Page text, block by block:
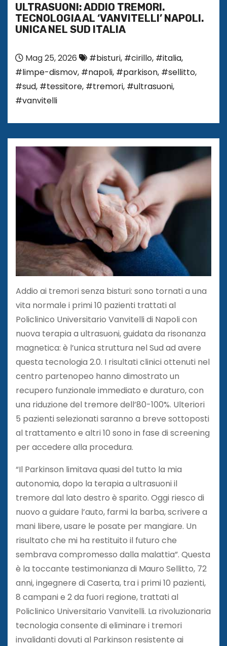
ULTRASUONI: ADDIO TREMORI.
TECNOLOGIA AL ‘VANVITELLI’ NAPOLI.
UNICA NEL SUD ITALIA
Mag 25, 2026 #bisturi, #cirillo, #italia,
#limpe-dismov, #napoli, #parkison, #sellitto,
#sud, #tessitore, #tremori, #ultrasuoni,
#vanvitelli
Addio ai tremori senza bisturi: sono tornati a una
vita normale i primi 10 pazienti trattati al
Policlinico Universitario Vanvitelli di Napoli con
nuova terapia a ultrasuoni, guidata da risonanza
magnetica: è l’unica struttura nel Sud ad avere
questa tecnologia 2.0. I risultati clinici ottenuti nel
centro partenopeo hanno dimostrato un
recupero funzionale immediato e duraturo, con
una riduzione del tremore dell’80-100%. Ulteriori
5 pazienti selezionati saranno a breve sottoposti
al trattamento e altri 10 sono in fase di screening
per accedere alla procedura.
“Il Parkinson limitava quasi del tutto la mia
autonomia, dopo la terapia a ultrasuoni il
tremore dal lato destro è sparito. Oggi riesco di
nuovo a guidare l’auto, farmi la barba, scrivere a
mani libere, usare le posate per mangiare. Un
risultato che mi ha restituito il futuro che
sembrava compromesso dalla malattia”. Questa
è la toccante testimonianza di Mauro Sellitto, 72
anni, ingegnere di Caserta, tra i primi 10 pazienti,
8 campani e 2 da fuori regione, trattati al
Policlinico Universitario Vanvitelli. La rivoluzionaria
tecnologia consente di eliminare i tremori
invalidanti dovuti al Parkinson resistente ai